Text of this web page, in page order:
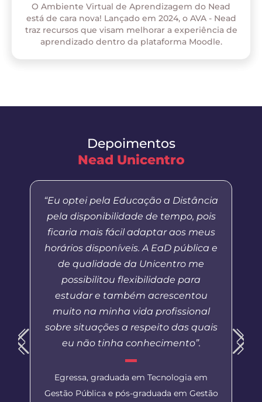
O Ambiente Virtual de Aprendizagem do Nead
está de cara nova! Lançado em 2024, o AVA - Nead
traz recursos que visam melhorar a experiência de
aprendizado dentro da plataforma Moodle.
Depoimentos
Nead Unicentro
“Eu optei pela Educação a Distância
pela disponibilidade de tempo, pois
ficaria mais fácil adaptar aos meus
horários disponíveis. A EaD pública e
de qualidade da Unicentro me
possibilitou flexibilidade para
estudar e também acrescentou
muito na minha vida profissional
sobre situações a respeito das quais
eu não tinha conhecimento”.
Egressa, graduada em Tecnologia em
Gestão Pública e pós-graduada em Gestão